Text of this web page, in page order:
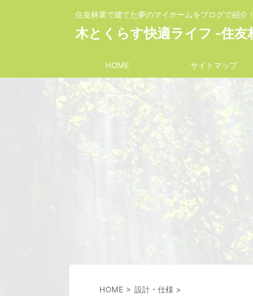
住友林業で建てた夢のマイホームをブログで紹介！
木とくらす快適ライフ -住友
HOME サイトマップ
HOME > 設計・仕様 >